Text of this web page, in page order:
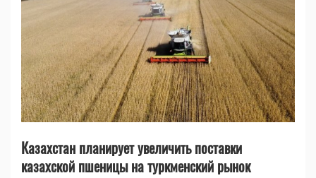
Казахстан планирует увеличить поставки
казахской пшеницы на туркменский рынок